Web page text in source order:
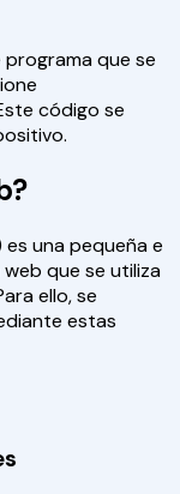
que se
código se
una pequeña e
que se utiliza
ello, se
estas